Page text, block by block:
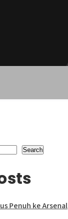
Search
Penuh ke Arsenal